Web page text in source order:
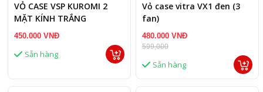
VỎ CASE VSP KUROMI 2
MẶT KÍNH TRẮNG
450.000 VNĐ
Sẵn hàng
Vỏ case vitra VX1 đen (3
fan)
480.000 VNĐ
599,000
Sẵn hàng